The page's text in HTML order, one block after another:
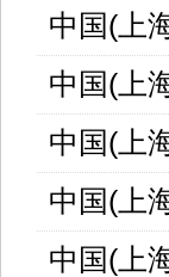
中国(上
中国(上
中国(上
中国(上
中国(上